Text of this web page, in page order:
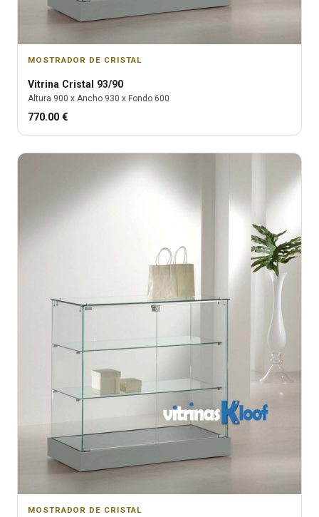
MOSTRADOR DE CRISTAL
Vitrina Cristal 93/90
Altura 900 x Ancho 930 x Fondo 600
770.00 €
MOSTRADOR DE CRISTAL